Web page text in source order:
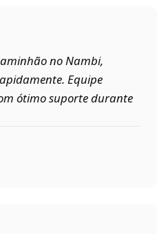
no Nambi,
Equipe
ótimo suporte durante